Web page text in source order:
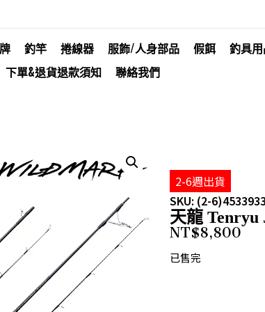
釣竿 捲線器 服飾/人身部品 假餌 釣具
下單&退貨退款須知
聯絡我們
2-6週出貨
SKU: (2-
天龍
NT$8,800
已售完